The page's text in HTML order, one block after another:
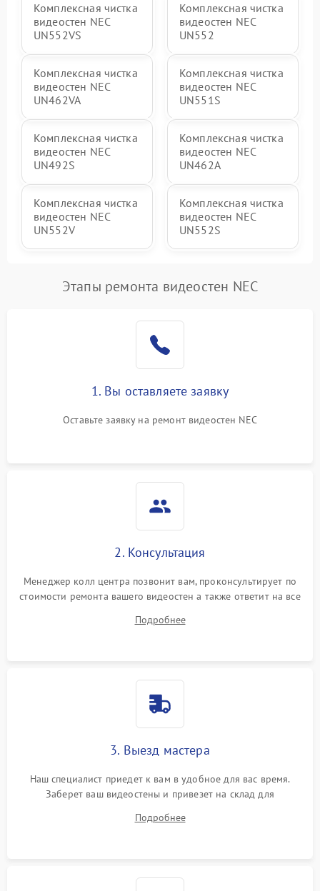
Комплексная чистка
видеостен NEC
UN552VS
Комплексная чистка
видеостен NEC
UN552
Комплексная чистка
видеостен NEC
UN462VA
Комплексная чистка
видеостен NEC
UN551S
Комплексная чистка
видеостен NEC
UN492S
Комплексная чистка
видеостен NEC
UN462A
Комплексная чистка
видеостен NEC
UN552V
Комплексная чистка
видеостен NEC
UN552S
Этапы ремонта видеостен NEC
1. Вы оставляете заявку
Оставьте заявку на ремонт видеостен NEC
2. Консультация
Менеджер колл центра позвонит вам, проконсультирует по
стоимости ремонта вашего видеостен а также ответит на все
Подробнее
3. Выезд мастера
Наш специалист приедет к вам в удобное для вас время.
Заберет ваш видеостены и привезет на склад для
Подробнее